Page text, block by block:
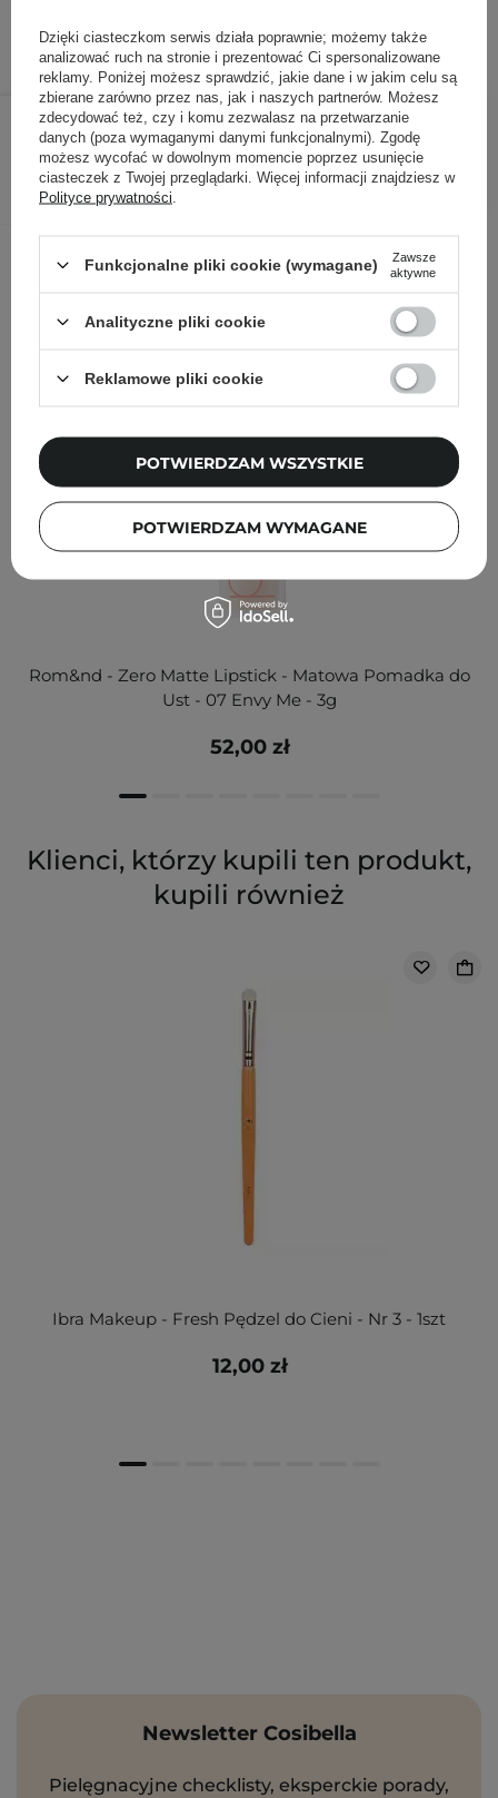
42,66 zł 72,00 zł /szt.
DODAJ DO KOSZYKA
Inni klienci sprawdzali również
Rom&nd - Zero Matte Lipstick - Matowa Pomadka do
Ust - 07 Envy Me - 3g
52,00 zł
Klienci, którzy kupili ten produkt,
kupili również
Ibra Makeup - Fresh Pędzel do Cieni - Nr 3 - 1szt
12,00 zł
Newsletter Cosibella
Pielęgnacyjne checklisty, eksperckie porady,
Dzięki ciasteczkom serwis działa poprawnie; możemy także
analizować ruch na stronie i prezentować Ci spersonalizowane
reklamy. Poniżej możesz sprawdzić, jakie dane i w jakim celu są
zbierane zarówno przez nas, jak i naszych partnerów. Możesz
zdecydować też, czy i komu zezwalasz na przetwarzanie
danych (poza wymaganymi danymi funkcjonalnymi). Zgodę
możesz wycofać w dowolnym momencie poprzez usunięcie
ciasteczek z Twojej przeglądarki. Więcej informacji znajdziesz w
Polityce prywatności
Funkcjonalne pliki cookie (wymagane)
Zawsze
aktywne
Analityczne pliki cookie
Reklamowe pliki cookie
POTWIERDZAM WYMAGANE
POTWIERDZAM WSZYSTKIE